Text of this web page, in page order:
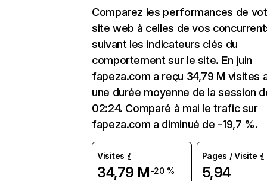
Comparez les performances de
site web à celles de vos
suivant les indicateurs clés du
comportement sur le site. En juin
fapeza.com a reçu 34,79 M visites
une durée moyenne de la session
02:24. Comparé à mai le trafic sur
fapeza.com a diminué de -19,7 %.
Visites
34,79 M-20 %
Pages / Visite
5,94